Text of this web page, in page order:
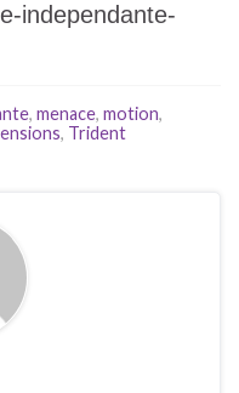
independante-
, menace, motion,
, Trident